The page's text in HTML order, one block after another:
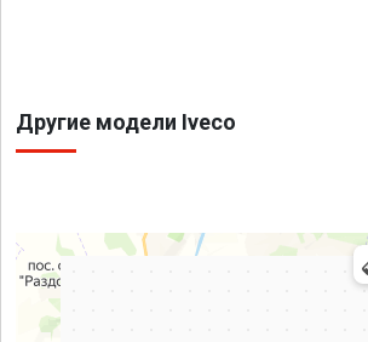
Другие модели Iveco